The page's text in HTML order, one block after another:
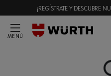
¡REGÍSTRATE Y DESCUBRE
MENÚ